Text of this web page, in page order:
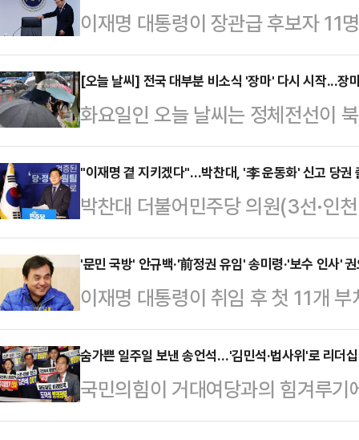
이재명 대통령이 장관급 후보자 11
국무총리 인준 후 장관 인사가 이
국무총리 인사청문회 전에 장관 인
등에 따라 경제·안보가 더욱 중요
을 하루빨리 마무리하겠다는 대통
통령 비서실장은 23일 오후 용산
후보자에 안규백 민주당 의원, 통일
교부 장관 후보자에…
[오늘 날씨] 전국 대부분 비소식 '장마' 다시 시작...장
화요일인 오늘 날씨는 정체전선이
적인 장마가 시작되겠다.기상청은
"수도권과 강원 내륙을 중심으로
다.비는 새벽부터 전남·경남권에서
경기 남부·강원 중·남부 내륙·충청
와 강원도로 확대되겠다.예상 강
원도 20∼60mm ▲대전·세종·충
20∼60mm…
"이재명 곁 지키겠다"…박찬대, '李 운동화' 신고 당권
박찬대 더불어민주당 의원(3선·인
서, 차기 당대표를 뽑는 8·2 전당대
포갑) 간 '2파전'으로 치러질 것으
(친이재명)계라, '찐명(진짜 친이재
온다. 이번에 선출되는 당대표의 임
년 지방선거 공천권을 행사하는 것
적 상징성 때문에 치열한 경쟁이
서울 여의…
'문민 국방' 안규백·'前정권 유임' 송미령·'보수 인사'
이재명 대통령이 취임 후 첫 11개
핵심 키워드는 '통합과 실력'으로
면 크게 쓴다는 이 대통령의 '실용
식 대통령실 비서실장은 23일 용산
이 11개 부처 장관 후보자 임명을
숨가쁜 일주일 보낸 송언석…'김민석·법사위'로 리더
국민의힘이 거대여당과의 힘겨루
리 후보자 인사청문회 대응과 법제